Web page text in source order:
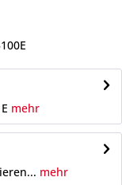
mehr
mehr